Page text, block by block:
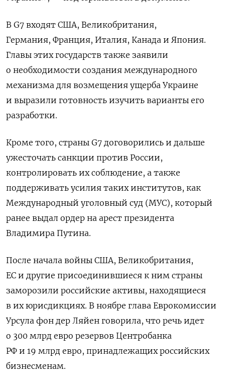
В G7 входят США, Великобритания,
Германия, Франция, Италия, Канада и Япония.
Главы этих государств также заявили
о необходимости создания международного
механизма для возмещения ущерба Украине
и выразили готовность изучить варианты его
разработки.
Кроме того, страны G7 договорились и дальше
ужесточать санкции против России,
контролировать их соблюдение, а также
поддерживать усилия таких институтов, как
Международный уголовный суд (МУС), который
ранее выдал ордер на арест президента
Владимира Путина.
После начала войны США, Великобритания,
ЕС и другие присоединившиеся к ним страны
заморозили российские активы, находящиеся
в их юрисдикциях. В ноябре глава Еврокомиссии
Урсула фон дер Ляйен говорила, что речь идет
о 300 млрд евро резервов Центробанка
РФ и 19 млрд евро, принадлежащих российских
бизнесменам.